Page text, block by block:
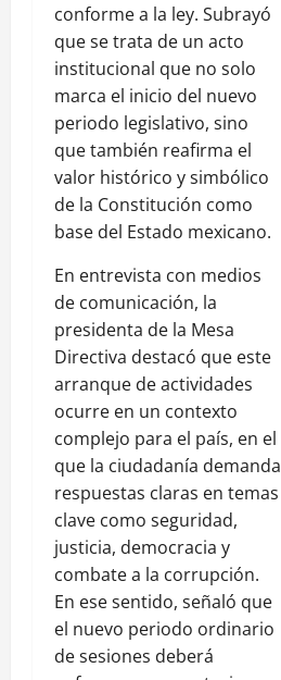
conforme a la ley. Subrayó
que se trata de un acto
institucional que no solo
marca el inicio del nuevo
periodo legislativo, sino
que también reafirma el
valor histórico y simbólico
de la Constitución como
base del Estado mexicano.
En entrevista con medios
de comunicación, la
presidenta de la Mesa
Directiva destacó que este
arranque de actividades
ocurre en un contexto
complejo para el país, en el
que la ciudadanía demanda
respuestas claras en temas
clave como seguridad,
justicia, democracia y
combate a la corrupción.
En ese sentido, señaló que
el nuevo periodo ordinario
de sesiones deberá